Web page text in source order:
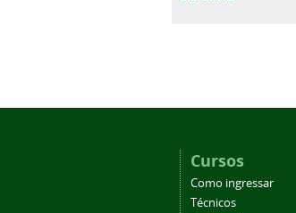
Cursos
Como ingressar
Técnicos